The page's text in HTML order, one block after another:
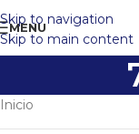
Skip to navigation
Skip to main content
MENU
Inicio